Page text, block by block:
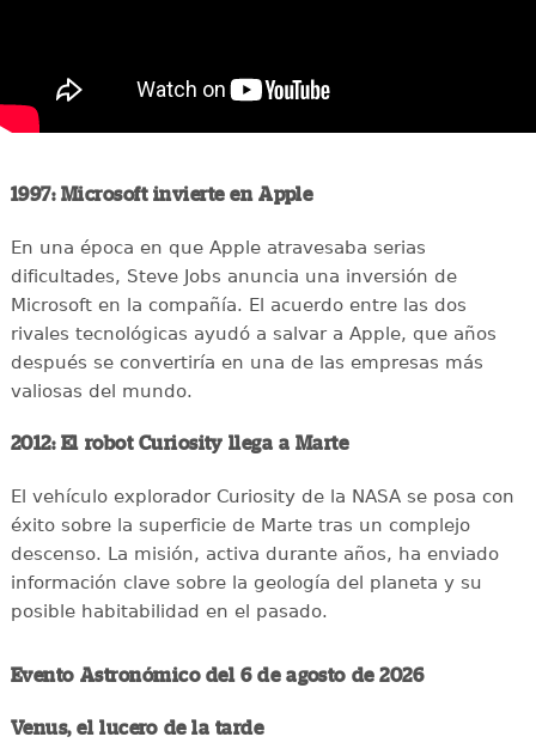
1997: Microsoft invierte en Apple
En una época en que Apple atravesaba serias
dificultades, Steve Jobs anuncia una inversión de
Microsoft en la compañía. El acuerdo entre las dos
rivales tecnológicas ayudó a salvar a Apple, que años
después se convertiría en una de las empresas más
valiosas del mundo.
2012: El robot Curiosity llega a Marte
El vehículo explorador Curiosity de la NASA se posa con
éxito sobre la superficie de Marte tras un complejo
descenso. La misión, activa durante años, ha enviado
información clave sobre la geología del planeta y su
posible habitabilidad en el pasado.
Evento Astronómico del 6 de agosto de 2026
Venus, el lucero de la tarde